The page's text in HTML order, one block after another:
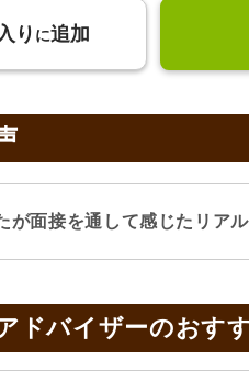
り に追加
が面接を通して感じたリア
ドバイザーのおす